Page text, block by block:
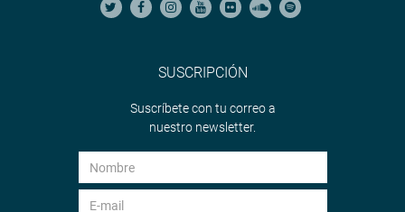
SUSCRIPCIÓN
Suscríbete con tu correo a
nuestro newsletter.